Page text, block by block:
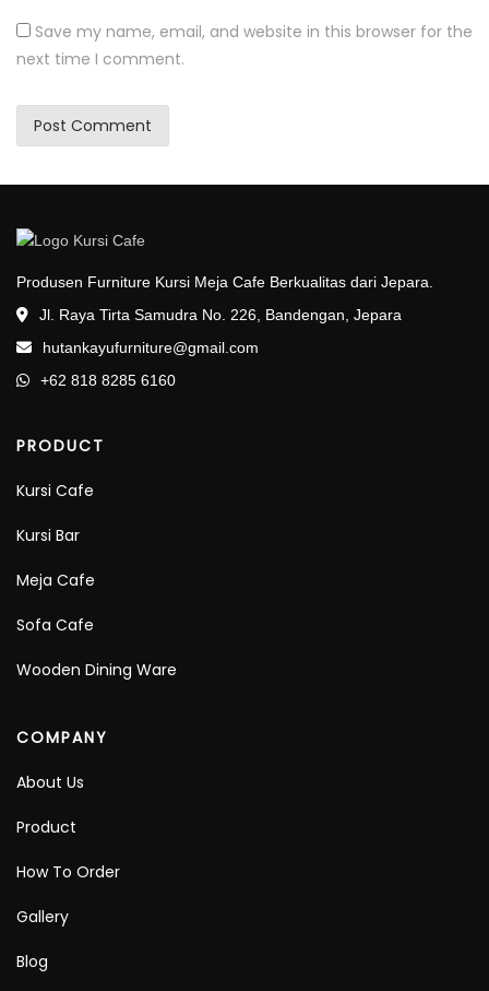
Save my name, email, and website in this browser for the
next time I comment.
Produsen Furniture Kursi Meja Cafe Berkualitas dari Jepara.
Jl. Raya Tirta Samudra No. 226, Bandengan, Jepara
hutankayufurniture@gmail.com
+62 818 8285 6160
PRODUCT
Kursi Cafe
Kursi Bar
Meja Cafe
Sofa Cafe
Wooden Dining Ware
COMPANY
About Us
Product
How To Order
Gallery
Blog